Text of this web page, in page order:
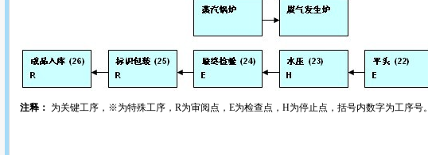
注释： 为关键工序，※为特殊工序，R为审阅点，E为检查点，H为停止点，括号内数字为工序号。